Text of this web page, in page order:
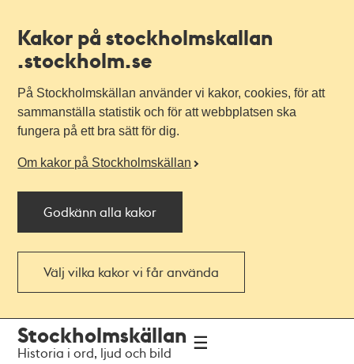
Kakor på stockholmskallan
.stockholm.se
På Stockholmskällan använder vi kakor, cookies, för att
sammanställa statistik och för att webbplatsen ska
fungera på ett bra sätt för dig.
Om kakor på Stockholmskällan
Godkänn alla kakor
Välj vilka kakor vi får använda
navigationen
huvudinnehållet
Stockholmskällan
Historia i ord, ljud och bild